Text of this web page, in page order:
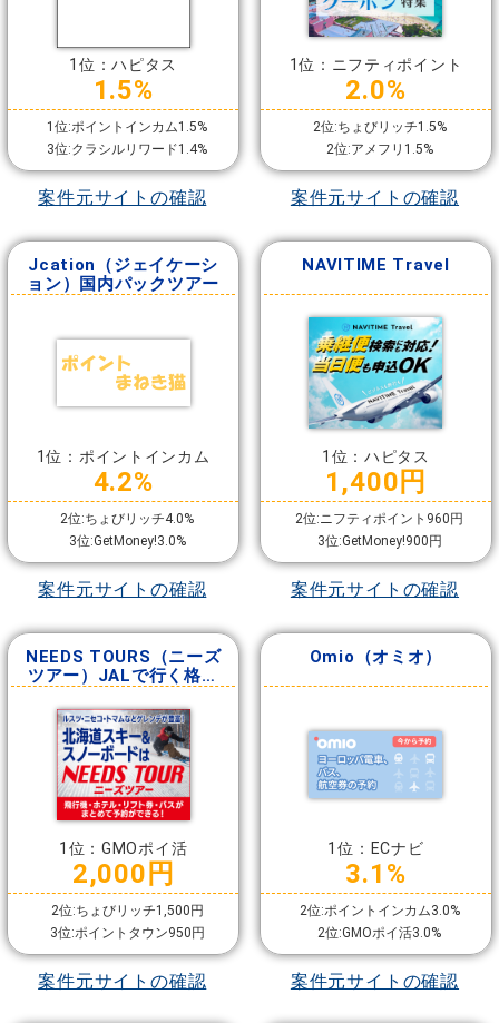
1位：ハピタス
1.5%
1位:ポイントインカム1.5%
3位:クラシルリワード1.4%
案件元サイトの確認
1位：ニフティポイント
2.0%
2位:ちょびリッチ1.5%
2位:アメフリ1.5%
案件元サイトの確認
Jcation（ジェイケーシ
ョン）国内パックツアー
1位：ポイントインカム
4.2%
2位:ちょびリッチ4.0%
3位:GetMoney!3.0%
案件元サイトの確認
NAVITIME Travel
1位：ハピタス
1,400円
2位:ニフティポイント960円
3位:GetMoney!900円
案件元サイトの確認
NEEDS TOURS（ニーズ
ツアー）JALで行く格安
1位：GMOポイ活
2,000円
2位:ちょびリッチ1,500円
3位:ポイントタウン950円
案件元サイトの確認
Omio（オミオ）
1位：ECナビ
3.1%
2位:ポイントインカム3.0%
2位:GMOポイ活3.0%
案件元サイトの確認